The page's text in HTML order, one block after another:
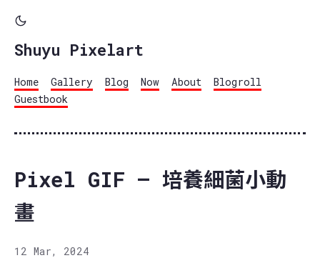
Shuyu Pixelart
Home Gallery Blog Now About
Blogroll
Guestbook
Pixel GIF – 培養細菌小動
畫
12 Mar, 2024